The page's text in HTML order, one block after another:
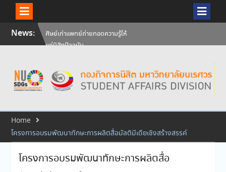
SkipNews:
ศิษย์เก่าแพทย์ถ่ายทอดความรู้ให้
แก่นิสิตปัจจุบัน
นเรศวร ครบรอบ 36 ปี 29
กรกฎาคม 2569
สัมภาษณ์นิสิตเพื่อพิจารณาเข้ารับ
ประจำปีการศึกษา 256
Home
โครงการอบรมพัฒนาทักษะการผลิตสื่อมัลติมีเดียเชิงสร้างสรรค์
โครงการอบรมพัฒนาทักษะการผลิตสื่อ